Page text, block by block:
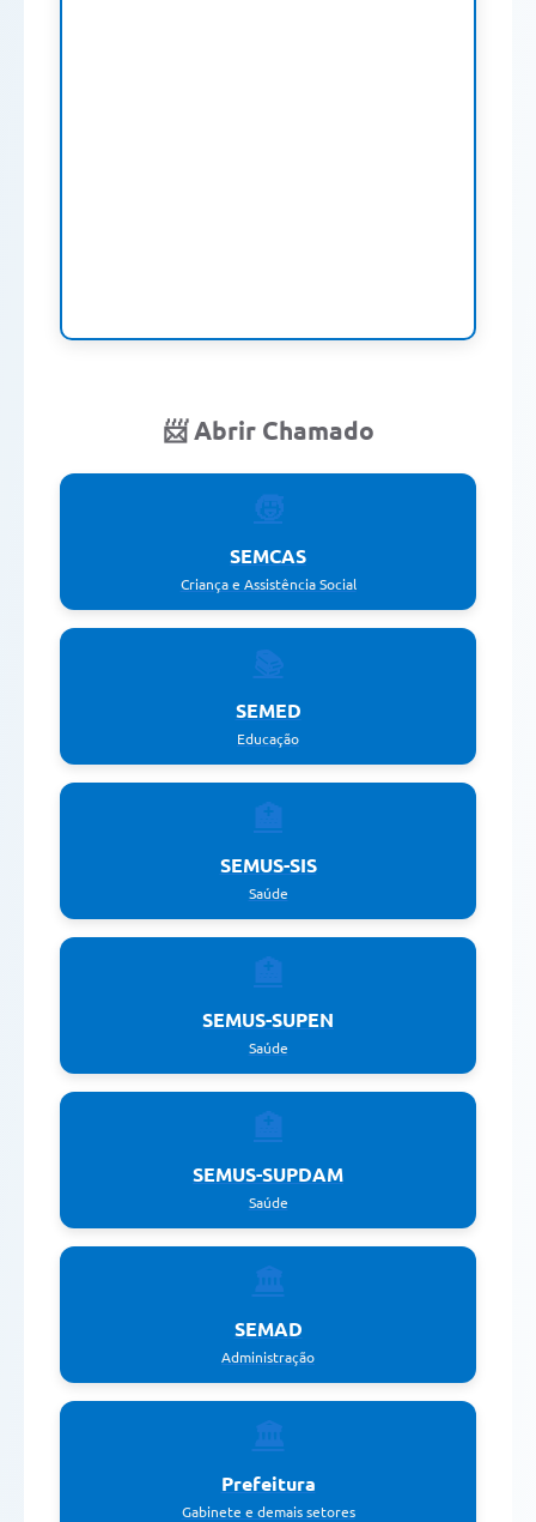
📨 Abrir Chamado
🧒
SEMCAS
Criança e Assistência Social
📚
SEMED
Educação
🏥
SEMUS-SIS
Saúde
🏥
SEMUS-SUPEN
Saúde
🏥
SEMUS-SUPDAM
Saúde
🏛️
SEMAD
Administração
🏛️
Prefeitura
Gabinete e demais setores